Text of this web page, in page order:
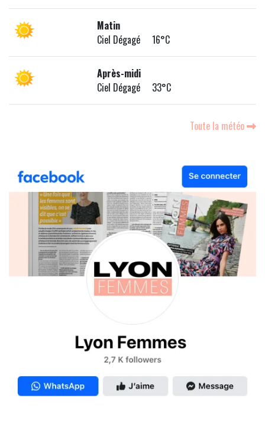
Matin
Ciel Dégagé 16°C
Après-midi
Ciel Dégagé 33°C
Toute la météo